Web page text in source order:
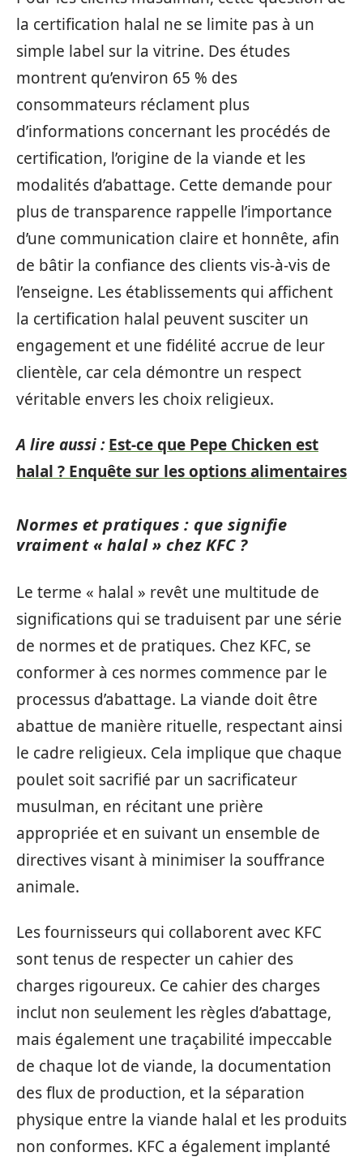
la certification halal ne se limite pas à un
simple label sur la vitrine. Des études
montrent qu’environ 65 % des
consommateurs réclament plus
d’informations concernant les procédés de
certification, l’origine de la viande et les
modalités d’abattage. Cette demande pour
plus de transparence rappelle l’importance
d’une communication claire et honnête, afin
de bâtir la confiance des clients vis-à-vis de
l’enseigne. Les établissements qui affichent
la certification halal peuvent susciter un
engagement et une fidélité accrue de leur
clientèle, car cela démontre un respect
véritable envers les choix religieux.
A lire aussi : Est-ce que Pepe Chicken est
halal ? Enquête sur les options alimentaires
Normes et pratiques : que signifie
vraiment « halal » chez KFC ?
Le terme « halal » revêt une multitude de
significations qui se traduisent par une série
de normes et de pratiques. Chez KFC, se
conformer à ces normes commence par le
processus d’abattage. La viande doit être
abattue de manière rituelle, respectant ainsi
le cadre religieux. Cela implique que chaque
poulet soit sacrifié par un sacrificateur
musulman, en récitant une prière
appropriée et en suivant un ensemble de
directives visant à minimiser la souffrance
animale.
Les fournisseurs qui collaborent avec KFC
sont tenus de respecter un cahier des
charges rigoureux. Ce cahier des charges
inclut non seulement les règles d’abattage,
mais également une traçabilité impeccable
de chaque lot de viande, la documentation
des flux de production, et la séparation
physique entre la viande halal et les produits
non conformes. KFC a également implanté